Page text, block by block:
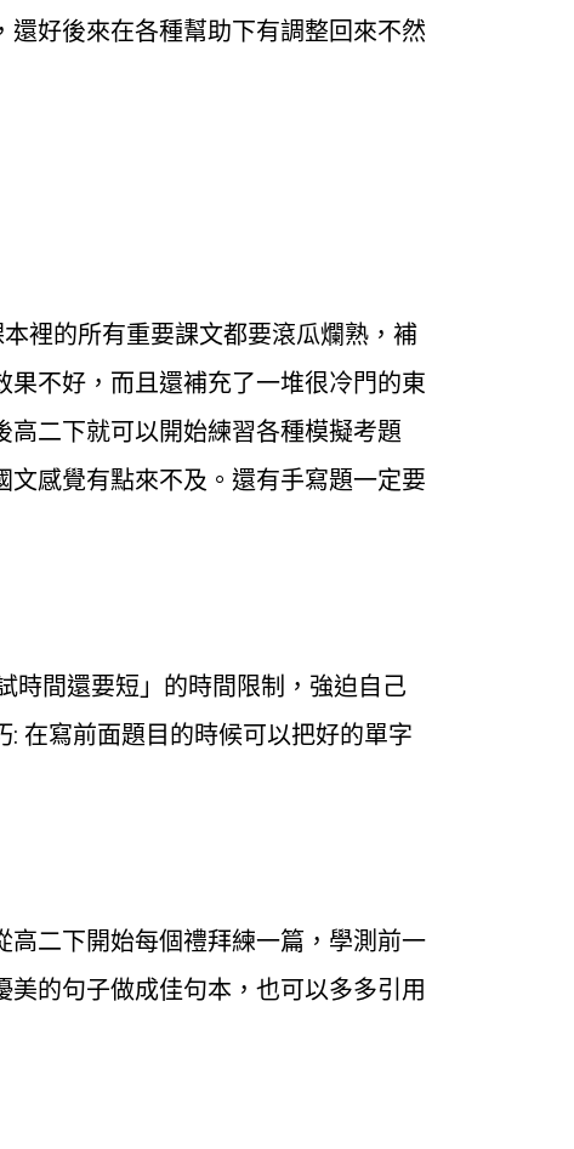
好後來在各種幫助下有調整回來不然
裡的所有重要課文都要滾瓜爛熟，補
不好，而且還補充了一堆很冷門的東
二下就可以開始練習各種模擬考題
感覺有點來不及。還有手寫題一定要
時間還要短」的時間限制，強迫自己
在寫前面題目的時候可以把好的單字
二下開始每個禮拜練一篇，學測前一
的句子做成佳句本，也可以多多引用